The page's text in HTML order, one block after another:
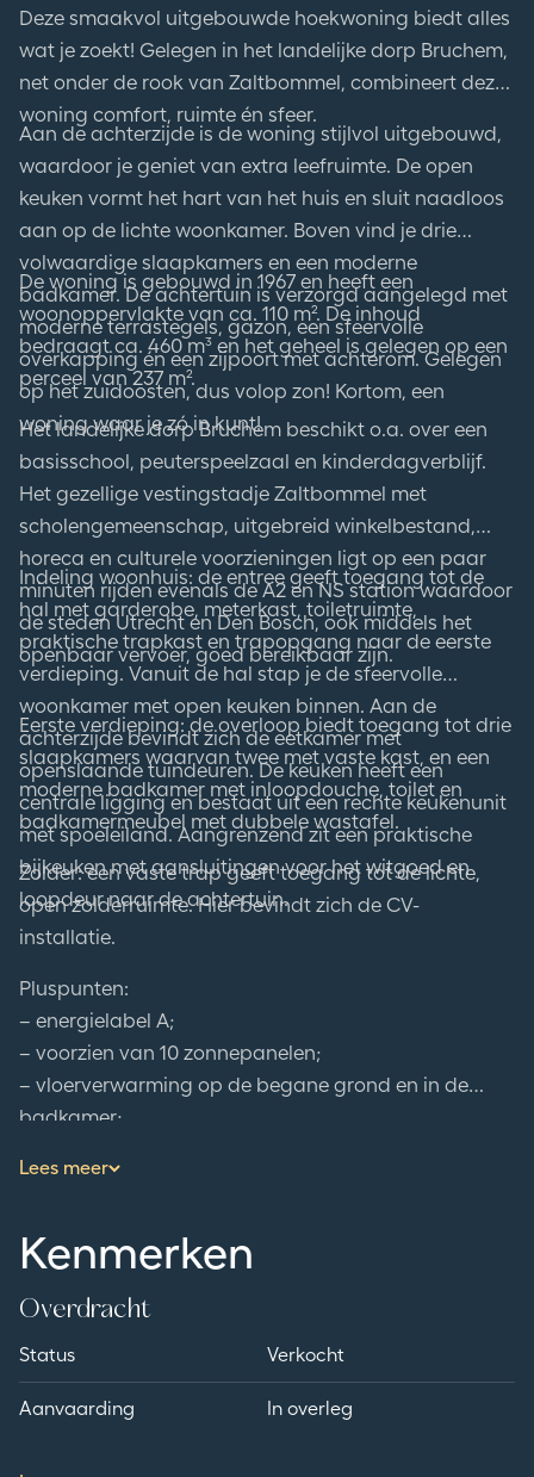
Deze smaakvol uitgebouwde hoekwoning biedt alles
wat je zoekt! Gelegen in het landelijke dorp Bruchem,
net onder de rook van Zaltbommel, combineert deze
woning comfort, ruimte én sfeer.
Aan de achterzijde is de woning stijlvol uitgebouwd,
waardoor je geniet van extra leefruimte. De open
keuken vormt het hart van het huis en sluit naadloos
aan op de lichte woonkamer. Boven vind je drie
volwaardige slaapkamers en een moderne
badkamer. De achtertuin is verzorgd aangelegd met
moderne terrastegels, gazon, een sfeervolle
overkapping én een zijpoort met achterom. Gelegen
op het zuidoosten, dus volop zon! Kortom, een
woning waar je zó in kunt!
De woning is gebouwd in 1967 en heeft een
woonoppervlakte van ca. 110 m². De inhoud
bedraagt ca. 460 m³ en het geheel is gelegen op een
perceel van 237 m².
Het landelijke dorp Bruchem beschikt o.a. over een
basisschool, peuterspeelzaal en kinderdagverblijf.
Het gezellige vestingstadje Zaltbommel met
scholengemeenschap, uitgebreid winkelbestand,
horeca en culturele voorzieningen ligt op een paar
minuten rijden evenals de A2 en NS station waardoor
de steden Utrecht en Den Bosch, ook middels het
openbaar vervoer, goed bereikbaar zijn.
Indeling woonhuis: de entree geeft toegang tot de
hal met garderobe, meterkast, toiletruimte,
praktische trapkast en trapopgang naar de eerste
verdieping. Vanuit de hal stap je de sfeervolle
woonkamer met open keuken binnen. Aan de
achterzijde bevindt zich de eetkamer met
openslaande tuindeuren. De keuken heeft een
centrale ligging en bestaat uit een rechte keukenunit
met spoeleiland. Aangrenzend zit een praktische
bijkeuken met aansluitingen voor het witgoed en
loopdeur naar de achtertuin.
Eerste verdieping: de overloop biedt toegang tot drie
slaapkamers waarvan twee met vaste kast, en een
moderne badkamer met inloopdouche, toilet en
badkamermeubel met dubbele wastafel.
Zolder: een vaste trap geeft toegang tot de lichte,
open zolderruimte. Hier bevindt zich de CV-
installatie.
Pluspunten:
– energielabel A;
– voorzien van 10 zonnepanelen;
– vloerverwarming op de begane grond en in de
badkamer;
– instapklaar!
Lees meer
Kenmerken
Overdracht
Status Verkocht
Aanvaarding In overleg